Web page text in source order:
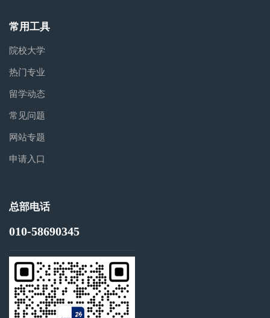
常用工具
院校大学
热门专业
留学动态
常见问题
网站专题
申请入口
总部电话
010-58690345